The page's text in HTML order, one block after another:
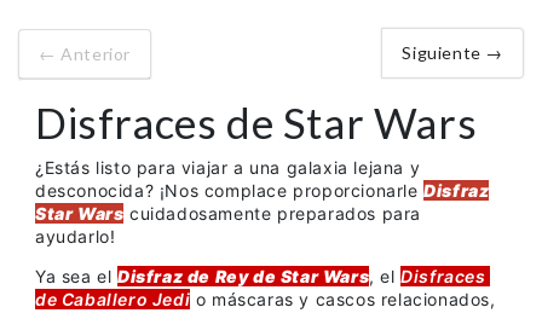
← Anterior Siguiente →
Disfraces de Star Wars
¿Estás listo para viajar a una galaxia lejana y
desconocida? ¡Nos complace proporcionarleDisfraz
Star Wars cuidadosamente preparados para
ayudarlo!
Ya sea el Disfraz de Rey de Star Wars, elDisfraces
de Caballero Jedi o máscaras y cascos relacionados,